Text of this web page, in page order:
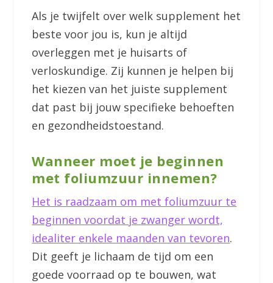
Als je twijfelt over welk supplement het
beste voor jou is, kun je altijd
overleggen met je huisarts of
verloskundige. Zij kunnen je helpen bij
het kiezen van het juiste supplement
dat past bij jouw specifieke behoeften
en gezondheidstoestand.
Wanneer moet je beginnen
met foliumzuur innemen?
Het is raadzaam om met foliumzuur te
beginnen voordat je zwanger wordt,
idealiter enkele maanden van tevoren.
Dit geeft je lichaam de tijd om een
goede voorraad op te bouwen, wat